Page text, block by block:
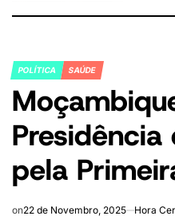
POSTED
IN
POLÍTICA SAÚDE
Presidência
pela
on22 de Novembro, 2025 Hora